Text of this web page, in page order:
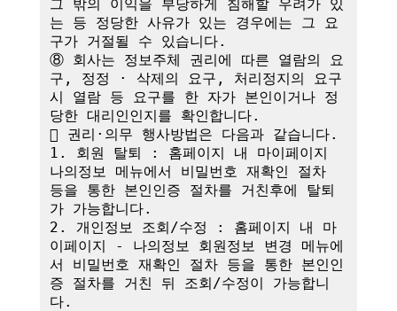
그 밖의 이익을 부당하게 침해할 우려가 있
는 등 정당한 사유가 있는 경우에는 그 요
구가 거절될 수 있습니다.
⑧ 회사는 정보주체 권리에 따른 열람의 요
구, 정정 · 삭제의 요구, 처리정지의 요구
시 열람 등 요구를 한 자가 본인이거나 정
당한 대리인인지를 확인합니다.
 권리·의무 행사방법은 다음과 같습니다.
1. 회원 탈퇴 : 홈페이지 내 마이페이지
나의정보 메뉴에서 비밀번호 재확인 절차
등을 통한 본인인증 절차를 거친후에 탈퇴
가 가능합니다.
2. 개인정보 조회/수정 : 홈페이지 내 마
이페이지 - 나의정보 회원정보 변경 메뉴에
서 비밀번호 재확인 절차 등을 통한 본인인
증 절차를 거친 뒤 조회/수정이 가능합니
다.